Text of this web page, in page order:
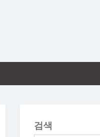
검색